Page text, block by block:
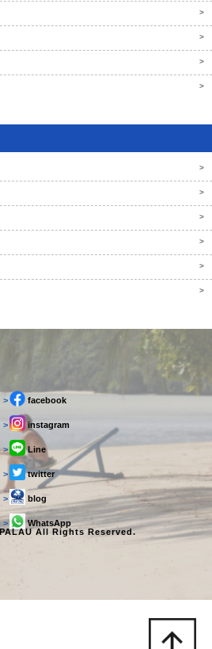
>
>
>
>
>
>
>
>
>
>
> facebook
> instagram
> Line
> twitter
> blog
>
WhatsApp
All Rights Reserved.